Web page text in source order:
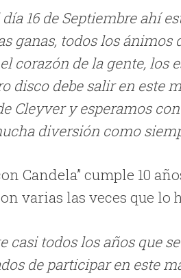
16 de Septiembre ahí
ganas, todos los
corazón de la gente, los
disco debe salir en este
Cleyver y esperamos
diversión como
Candela” cumple 10
varias las veces que
casi todos los años que
de participar en este